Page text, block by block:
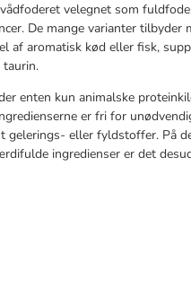
velegnet som
De mange varianter tilbyder
af aromatisk kød eller fisk,
enten kun animalske
er fri for
gelerings- eller fyldstoffer. På
ingredienser er det